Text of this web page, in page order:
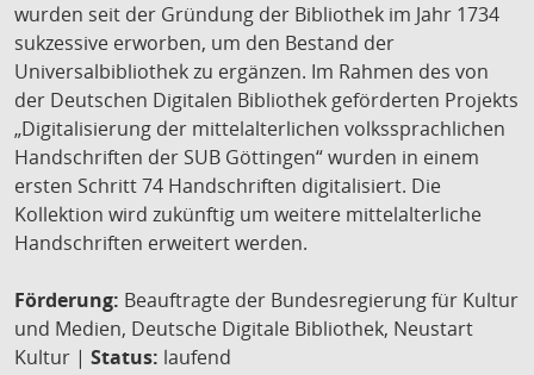
wurden seit der Gründung der Bibliothek im Jahr 1734
sukzessive erworben, um den Bestand der
Universalbibliothek zu ergänzen. Im Rahmen des von
der Deutschen Digitalen Bibliothek geförderten Projekts
„Digitalisierung der mittelalterlichen volkssprachlichen
Handschriften der SUB Göttingen“ wurden in einem
ersten Schritt 74 Handschriften digitalisiert. Die
Kollektion wird zukünftig um weitere mittelalterliche
Handschriften erweitert werden.
Förderung: Beauftragte der Bundesregierung für Kultur
und Medien, Deutsche Digitale Bibliothek, Neustart
Kultur | Status: laufend